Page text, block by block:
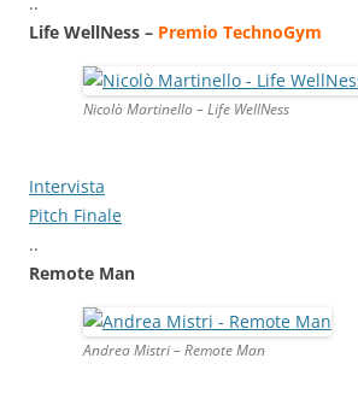
Life WellNess – Premio TechnoGym
Nicolò Martinello – Life WellNess
Intervista
Pitch Finale
..
Remote Man
Andrea Mistri – Remote Man